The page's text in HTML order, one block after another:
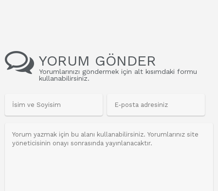
YORUM GÖNDER
Yorumlarınızı göndermek için alt kısımdaki formu
kullanabilirsiniz.